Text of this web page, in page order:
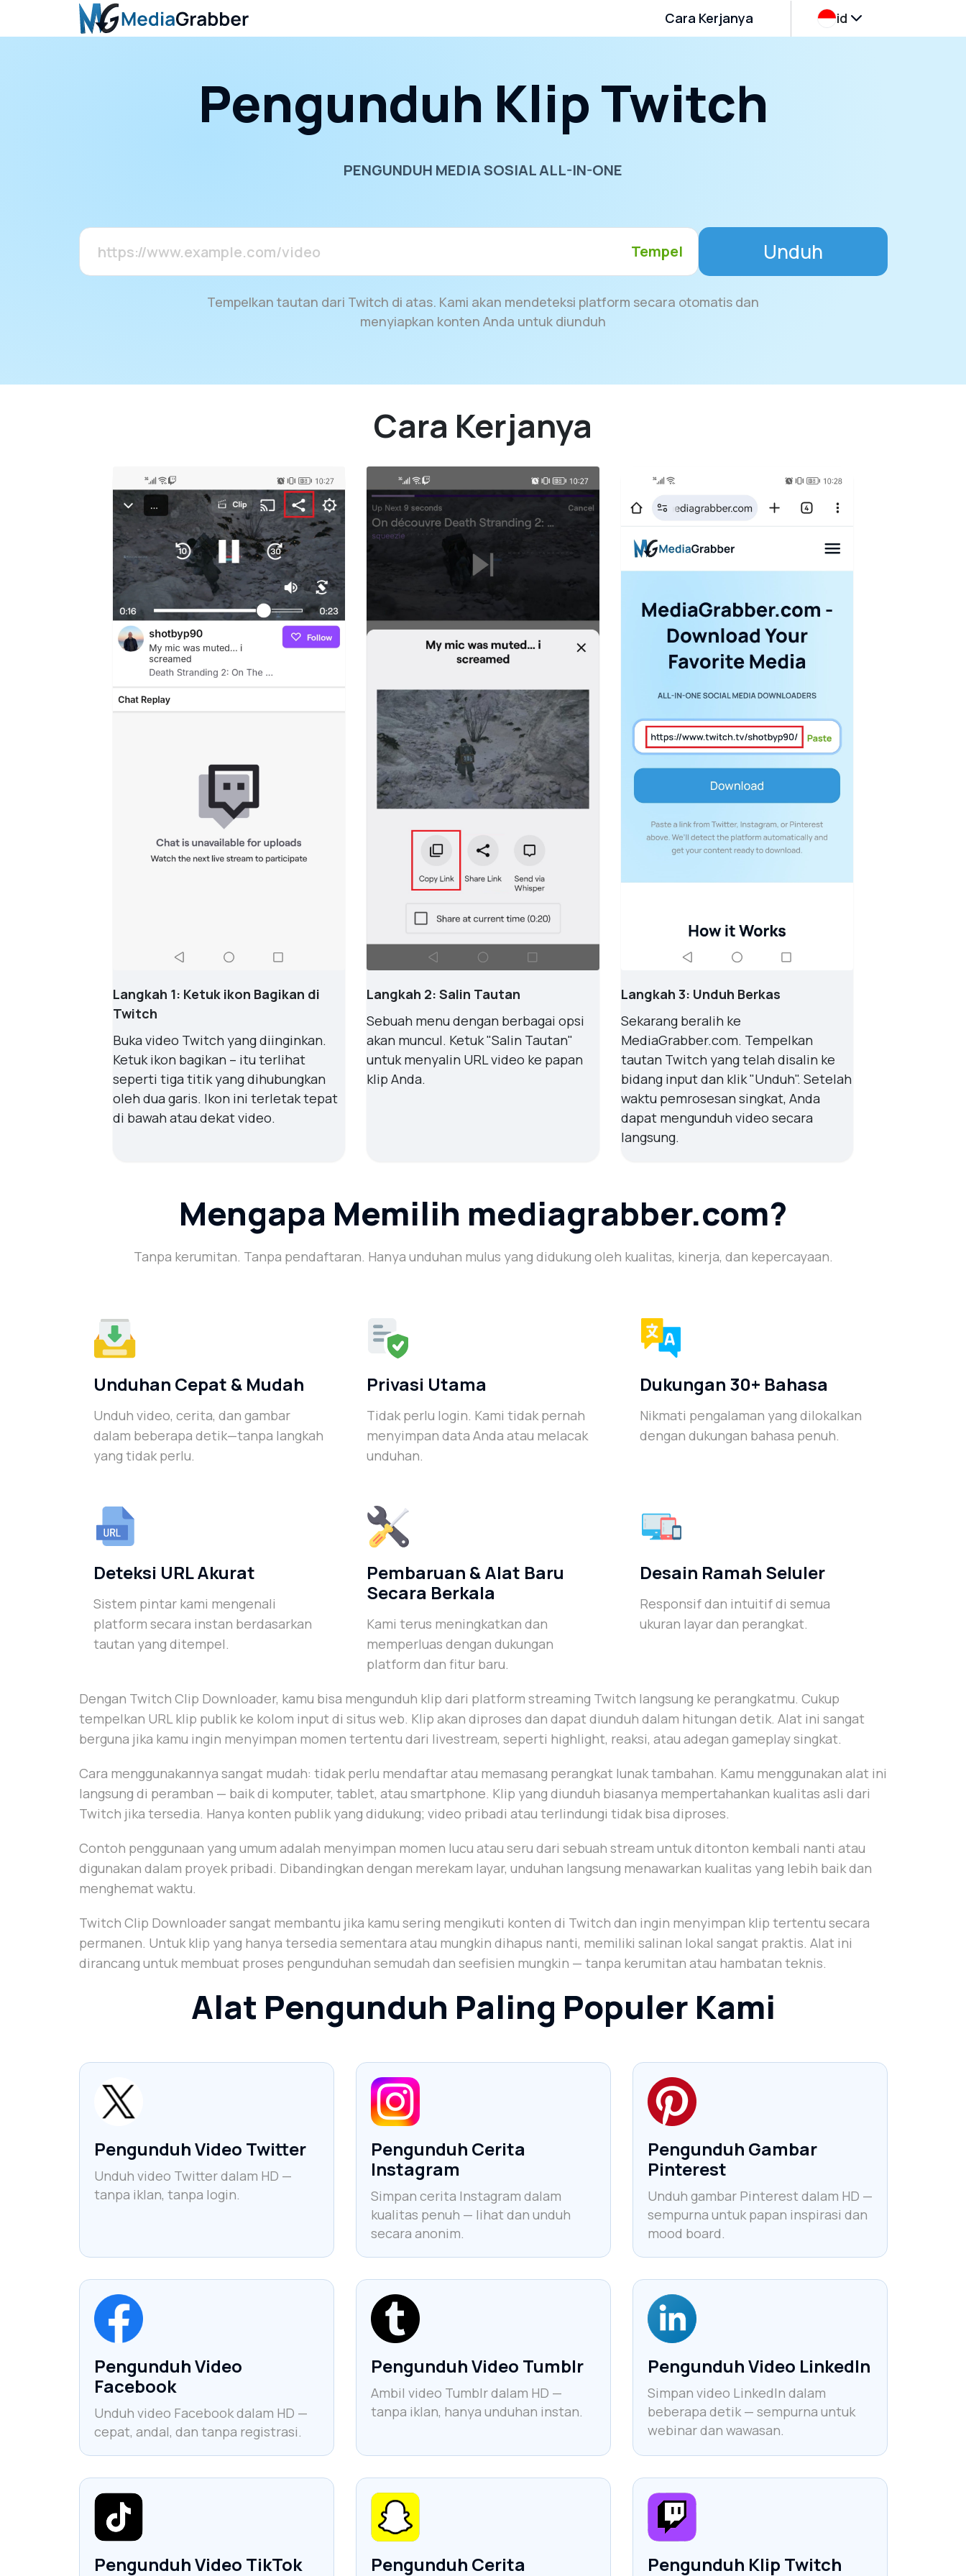
Cara Kerjanya id
Pengunduh Klip Twitch
PENGUNDUH MEDIA SOSIAL ALL-IN-ONE
Tempel Unduh
Tempelkan tautan dari Twitch di atas. Kami akan mendeteksi platform secara otomatis dan
menyiapkan konten Anda untuk diunduh
Cara Kerjanya
Langkah 1: Ketuk ikon Bagikan di
Twitch
Buka video Twitch yang diinginkan.
Ketuk ikon bagikan – itu terlihat
seperti tiga titik yang dihubungkan
oleh dua garis. Ikon ini terletak tepat
di bawah atau dekat video.
Langkah 2: Salin Tautan
Sebuah menu dengan berbagai opsi
akan muncul. Ketuk "Salin Tautan"
untuk menyalin URL video ke papan
klip Anda.
Langkah 3: Unduh Berkas
Sekarang beralih ke
MediaGrabber.com. Tempelkan
tautan Twitch yang telah disalin ke
bidang input dan klik "Unduh". Setelah
waktu pemrosesan singkat, Anda
dapat mengunduh video secara
langsung.
Mengapa Memilih mediagrabber.com?
Tanpa kerumitan. Tanpa pendaftaran. Hanya unduhan mulus yang didukung oleh kualitas, kinerja, dan kepercayaan.
Unduhan Cepat & Mudah
Unduh video, cerita, dan gambar
dalam beberapa detik—tanpa langkah
yang tidak perlu.
Privasi Utama
Tidak perlu login. Kami tidak pernah
menyimpan data Anda atau melacak
unduhan.
Dukungan 30+ Bahasa
Nikmati pengalaman yang dilokalkan
dengan dukungan bahasa penuh.
Deteksi URL Akurat
Sistem pintar kami mengenali
platform secara instan berdasarkan
tautan yang ditempel.
Pembaruan & Alat Baru
Secara Berkala
Kami terus meningkatkan dan
memperluas dengan dukungan
platform dan fitur baru.
Desain Ramah Seluler
Responsif dan intuitif di semua
ukuran layar dan perangkat.
Dengan Twitch Clip Downloader, kamu bisa mengunduh klip dari platform streaming Twitch langsung ke perangkatmu. Cukup
tempelkan URL klip publik ke kolom input di situs web. Klip akan diproses dan dapat diunduh dalam hitungan detik. Alat ini sangat
berguna jika kamu ingin menyimpan momen tertentu dari livestream, seperti highlight, reaksi, atau adegan gameplay singkat.
Cara menggunakannya sangat mudah: tidak perlu mendaftar atau memasang perangkat lunak tambahan. Kamu menggunakan alat ini
langsung di peramban — baik di komputer, tablet, atau smartphone. Klip yang diunduh biasanya mempertahankan kualitas asli dari
Twitch jika tersedia. Hanya konten publik yang didukung; video pribadi atau terlindungi tidak bisa diproses.
Contoh penggunaan yang umum adalah menyimpan momen lucu atau seru dari sebuah stream untuk ditonton kembali nanti atau
digunakan dalam proyek pribadi. Dibandingkan dengan merekam layar, unduhan langsung menawarkan kualitas yang lebih baik dan
menghemat waktu.
Twitch Clip Downloader sangat membantu jika kamu sering mengikuti konten di Twitch dan ingin menyimpan klip tertentu secara
permanen. Untuk klip yang hanya tersedia sementara atau mungkin dihapus nanti, memiliki salinan lokal sangat praktis. Alat ini
dirancang untuk membuat proses pengunduhan semudah dan seefisien mungkin — tanpa kerumitan atau hambatan teknis.
Alat Pengunduh Paling Populer Kami
Pengunduh Video Twitter
Unduh video Twitter dalam HD —
tanpa iklan, tanpa login.
Pengunduh Cerita
Instagram
Simpan cerita Instagram dalam
kualitas penuh — lihat dan unduh
secara anonim.
Pengunduh Gambar
Pinterest
Unduh gambar Pinterest dalam HD —
sempurna untuk papan inspirasi dan
mood board.
Pengunduh Video
Facebook
Unduh video Facebook dalam HD —
cepat, andal, dan tanpa registrasi.
Pengunduh Video Tumblr
Ambil video Tumblr dalam HD —
tanpa iklan, hanya unduhan instan.
Pengunduh Video LinkedIn
Simpan video LinkedIn dalam
beberapa detik — sempurna untuk
webinar dan wawasan.
Pengunduh Video TikTok
Pengunduh Cerita
Pengunduh Klip Twitch